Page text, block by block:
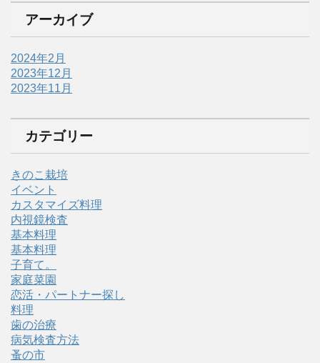
アーカイブ
2024年2月
2023年12月
2023年11月
カテゴリー
きのこ栽培
イベント
カスタマイズ料理
内視鏡検査
基本料理
基本料理
子育て。
家庭菜園
恋活・パートナー探し
料理
歯の治療
病気検査方法
蚤の市